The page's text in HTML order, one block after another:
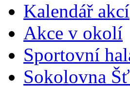
Kalendář akcí
Akce v okolí
Sportovní
Sokolovna